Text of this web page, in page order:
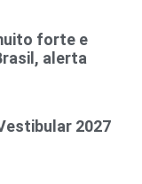
forte e
alerta
2027